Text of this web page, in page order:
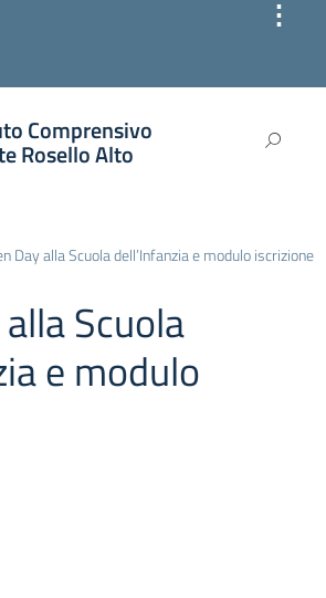
⋮
Comprensivo
Rosello Alto
Day alla Scuola dell’Infanzia e modulo iscrizione
Scuola
e modulo